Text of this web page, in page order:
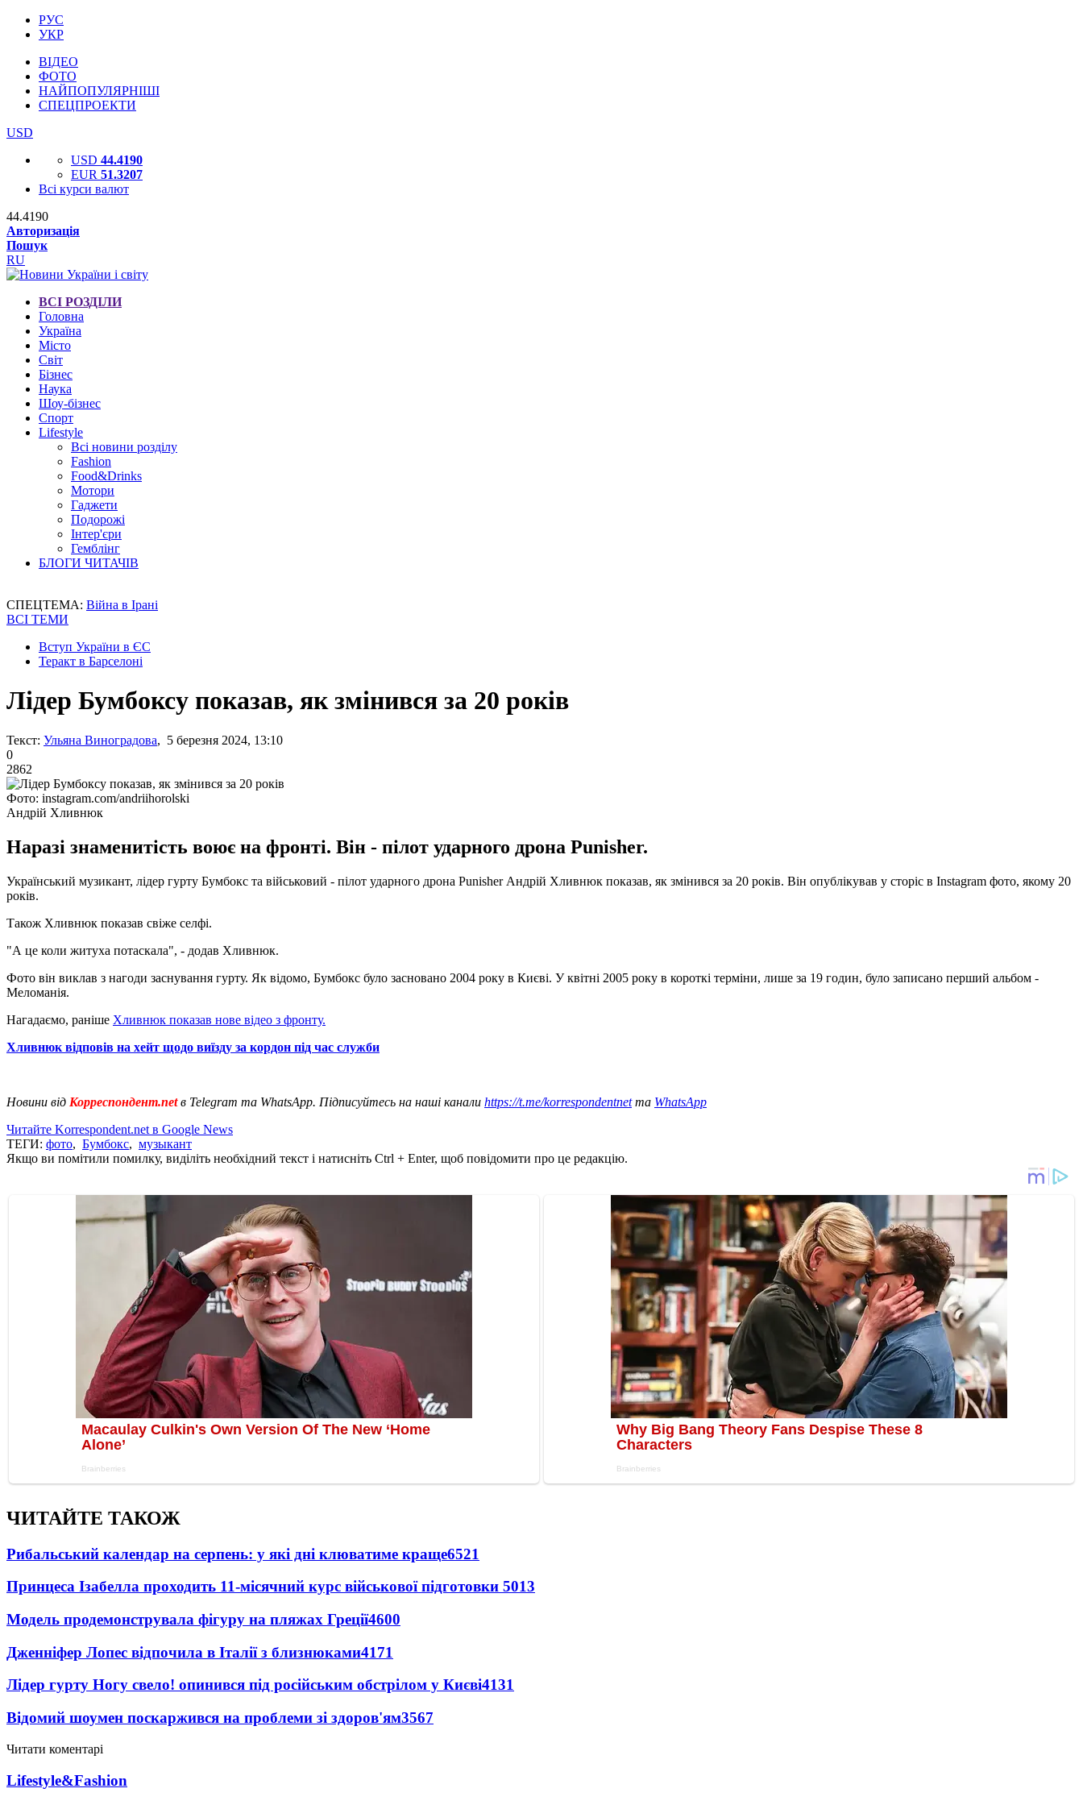
РУС
УКР
ВІДЕО
ФОТО
НАЙПОПУЛЯРНІШІ
СПЕЦПРОЕКТИ
USD
USD 44.4190
EUR 51.3207
Всі курси валют
44.4190
Авторизація
Пошук
RU
ВСІ РОЗДІЛИ
Головна
Україна
Місто
Світ
Бізнес
Наука
Шоу-бізнес
Спорт
Lifestyle
Всі новини розділу
Fashion
Food&Drinks
Мотори
Гаджети
Подорожі
Інтер'єри
Гемблінг
БЛОГИ ЧИТАЧІВ
СПЕЦТЕМА: Війна в Ірані
ВСІ ТЕМИ
Вступ України в ЄС
Теракт в Барселоні
Лідер Бумбоксу показав, як змінився за 20 років
Текст: Ульяна Виноградова, 5 березня 2024, 13:10
0
2862
Фото: instagram.com/andriihorolski
Андрій Хливнюк
Наразі знаменитість воює на фронті. Він - пілот ударного дрона Punisher.
Український музикант, лідер гурту Бумбокс та військовий - пілот ударного дрона Punisher Андрій Хливнюк показав, як змінився за 20 років. Він опублікував у сторіс в Instagram фото, якому 20
років.
Також Хливнюк показав свіже селфі.
"А це коли житуха потаскала", - додав Хливнюк.
Фото він виклав з нагоди заснування гурту. Як відомо, Бумбокс було засновано 2004 року в Києві. У квітні 2005 року в короткі терміни, лише за 19 годин, було записано перший альбом -
Меломанія.
Нагадаємо, раніше Хливнюк показав нове відео з фронту.
Хливнюк відповів на хейт щодо виїзду за кордон під час служби
Новини від Корреспондент.netв Telegram та WhatsApp. Підписуйтесь на наші канали https://t.me/korrespondentnetта WhatsApp
Читайте Korrespondent.net в Google News
ТЕГИ: фото, Бумбокс, музыкант
Якщо ви помітили помилку, виділіть необхідний текст і натисніть Ctrl + Enter, щоб повідомити про це редакцію.
ЧИТАЙТЕ ТАКОЖ
Рибальський календар на серпень: у які дні клюватиме краще6521
Принцеса Ізабелла проходить 11-місячний курс військової підготовки 5013
Модель продемонструвала фігуру на пляжах Греції4600
Дженніфер Лопес відпочила в Італії з близнюками4171
Лідер гурту Ногу свело! опинився під російським обстрілом у Києві4131
Відомий шоумен поскаржився на проблеми зі здоров'ям3567
Читати коментарі
Lifestyle&Fashion